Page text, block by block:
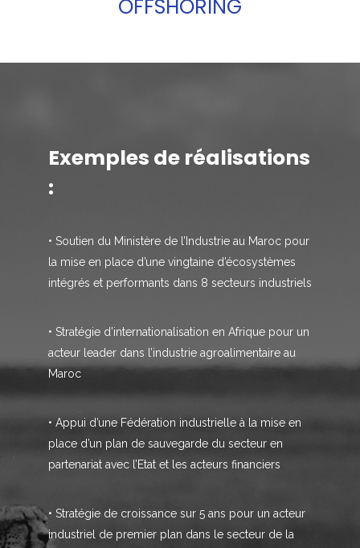
OFFSHORING
Exemples de réalisations
:
• Soutien du Ministère de l’Industrie au Maroc pour
la mise en place d’une vingtaine d’écosystèmes
intégrés et performants dans 8 secteurs industriels
• Stratégie d’internationalisation en Afrique pour un
acteur leader dans l’industrie agroalimentaire au
Maroc
• Appui d’une Fédération industrielle à la mise en
place d’un plan de sauvegarde du secteur en
partenariat avec l’Etat et les acteurs financiers
• Stratégie de croissance sur 5 ans pour un acteur
industriel de premier plan dans le secteur de la